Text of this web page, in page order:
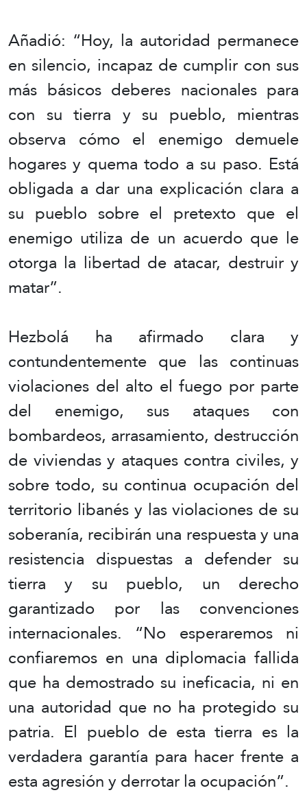
Añadió: “Hoy, la autoridad permanece
en silencio, incapaz de cumplir con sus
más básicos deberes nacionales para
con su tierra y su pueblo, mientras
observa cómo el enemigo demuele
hogares y quema todo a su paso. Está
obligada a dar una explicación clara a
su pueblo sobre el pretexto que el
enemigo utiliza de un acuerdo que le
otorga la libertad de atacar, destruir y
matar”.
Hezbolá ha afirmado clara y
contundentemente que las continuas
violaciones del alto el fuego por parte
del enemigo, sus ataques con
bombardeos, arrasamiento, destrucción
de viviendas y ataques contra civiles, y
sobre todo, su continua ocupación del
territorio libanés y las violaciones de su
soberanía, recibirán una respuesta y una
resistencia dispuestas a defender su
tierra y su pueblo, un derecho
garantizado por las convenciones
internacionales. “No esperaremos ni
confiaremos en una diplomacia fallida
que ha demostrado su ineficacia, ni en
una autoridad que no ha protegido su
patria. El pueblo de esta tierra es la
verdadera garantía para hacer frente a
esta agresión y derrotar la ocupación”.